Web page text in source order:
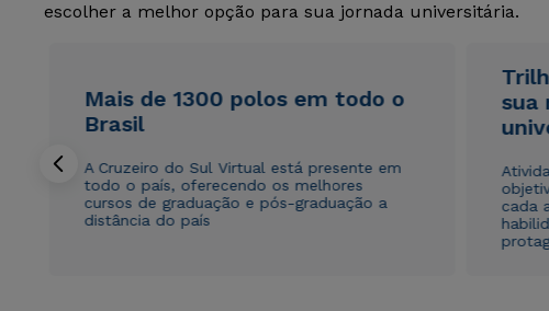
escolher a melhor opção para sua jornada universitária.
Mais de 1300 polos em todo o
Brasil
A Cruzeiro do Sul Virtual está presente em
todo o país, oferecendo os melhores
cursos de graduação e pós-graduação a
distância do país
sua
cada